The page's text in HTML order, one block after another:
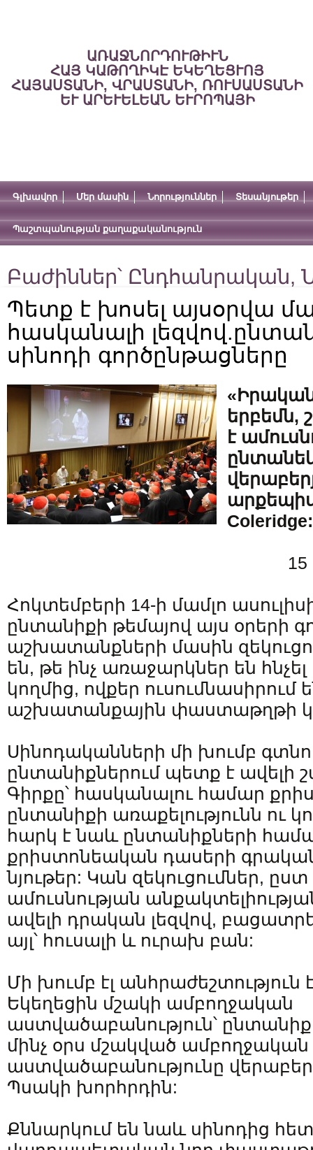
ԱՌԱՋՆՈՐԴՈՒԹԻՒՆ
ՀԱՅ ԿԱԹՈՂԻԿԷ ԵԿԵՂԵՑՒՈՅ
ՀԱՅԱՍՏԱՆԻ, ՎՐԱՍՏԱՆԻ, ՌՈՒՍԱՍՏԱՆԻ
ԵՒ ԱՐԵՒԵԼԵԱՆ ԵՒՐՈՊԱՅԻ
Գլխավոր Մեր մասին Նորություններ Տեսանյութեր
Պաշտպանության քաղաքականություն
Բաժիններ՝ Ընդհանրական,
Պետք է խոսել այսօրվա
հասկանալի
սինոդի գործընթացները
երբեմն,
է
Coleridge:
Հոկտեմբերի 14-ի մամլո
ընտանիքի թեմայով այս օրերի
աշխատանքների մասին
են, թե ինչ առաջարկներ են
կողմից, ովքեր ուսումնասիրում
աշխատանքային փաստաթղթի
Սինոդականների մի խումբ
ընտանիքներում պետք է ավելի
Գիրքը՝ հասկանալու համար
ընտանիքի առաքելությունն ու
հարկ է նաև ընտանիքների
քրիստոնեական դասերի
նյութեր: Կան զեկուցումներ,
ամուսնության
ավելի դրական լեզվով,
այլ՝ հուսալի և ուրախ բան:
Մի խումբ էլ անհրաժեշտություն
Եկեղեցին մշակի ամբողջական
աստվածաբանություն՝
մինչ օրս մշակված ամբողջական
աստվածաբանությունը
Պսակի խորհրդին:
Քննարկում են նաև սինոդից